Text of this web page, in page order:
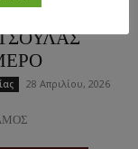
Α.
28 Απριλίου, 2026